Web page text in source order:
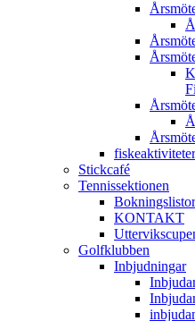
Stickcafé
Tennissektionen
KONTAKT
Golfklubben
Inbjudningar